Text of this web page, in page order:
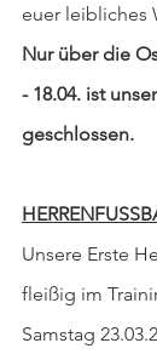
euer leibliches
Nur über die
- 18.04. ist
geschlossen.
Unsere Erste
fleißig im
Samstag